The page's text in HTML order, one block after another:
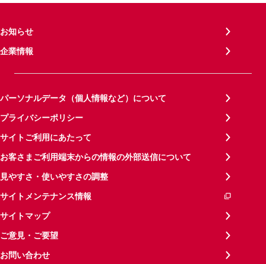
お知らせ
企業情報
パーソナルデータ（個人情報など）について
プライバシーポリシー
サイトご利用にあたって
お客さまご利用端末からの情報の外部送信について
見やすさ・使いやすさの調整
サイトメンテナンス情報
サイトマップ
ご意見・ご要望
お問い合わせ